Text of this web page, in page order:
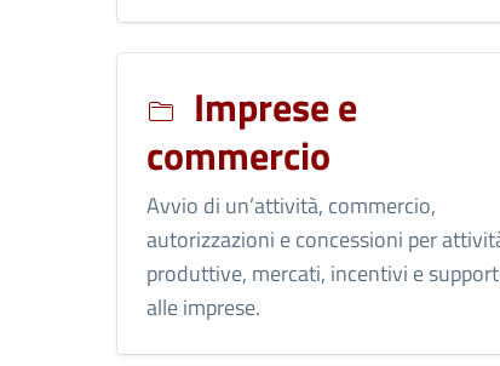
Imprese e
commercio
Avvio di un’attività, commercio,
autorizzazioni e concessioni per
produttive, mercati, incentivi e
alle imprese.